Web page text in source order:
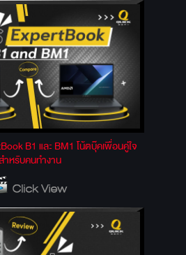
B1 และ BM1 โน้ตบุ๊คเพื่อนคู่ใจ
ำหรับคนทำงาน